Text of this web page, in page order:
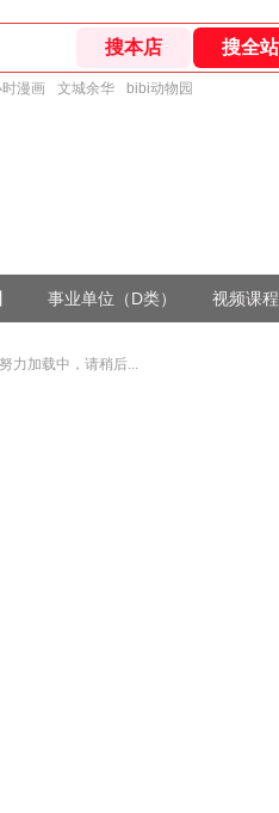
漫画 文城余华 bibi动物园
事业单位（D类） 视频课程
努力加载中，请稍后...